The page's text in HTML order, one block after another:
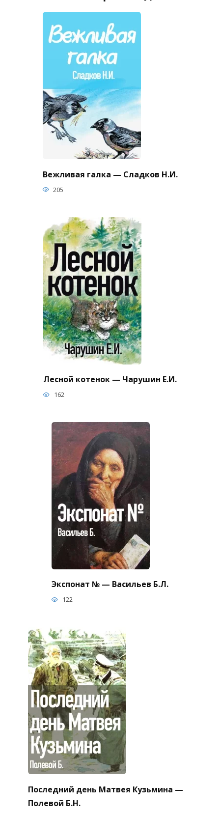
Вежливая галка — Сладков Н.И.
205
Лесной котенок — Чарушин Е.И.
162
Экспонат № — Васильев Б.Л.
122
Последний день Матвея Кузьмина —
Полевой Б.Н.